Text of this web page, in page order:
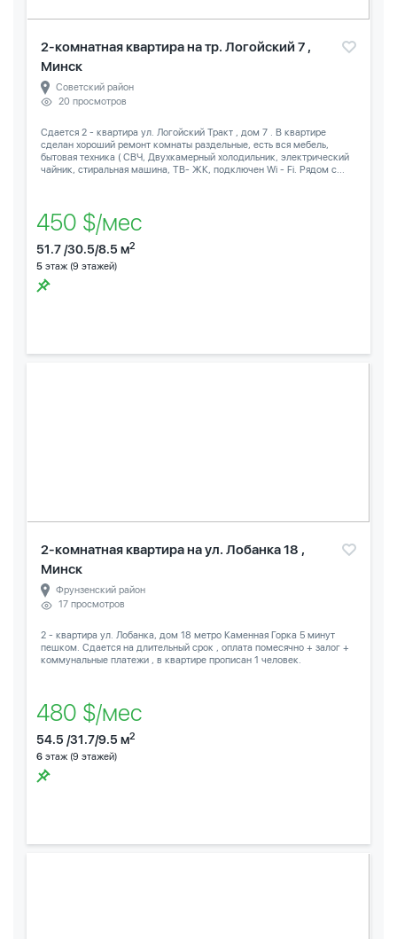
2-комнатная квартира на тр. Логойский 7 ,
Минск
Советский район
20 просмотров
Сдается 2 - квартира ул. Логойский Тракт , дом 7 . В квартире
сделан хороший ремонт комнаты раздельные, есть вся мебель,
бытовая техника ( СВЧ, Двухкамерный холодильник, электрический
чайник, стиральная машина, ТВ- ЖК, подключен Wi - Fi. Рядом с...
450 $/мес
51.7 /30.5/8.5 м2
5 этаж (9 этажей)
2-комнатная квартира на ул. Лобанка 18 ,
Минск
Фрунзенский район
17 просмотров
2 - квартира ул. Лобанка, дом 18 метро Каменная Горка 5 минут
пешком. Сдается на длительный срок , оплата помесячно + залог +
коммунальные платежи , в квартире прописан 1 человек.
480 $/мес
54.5 /31.7/9.5 м2
6 этаж (9 этажей)